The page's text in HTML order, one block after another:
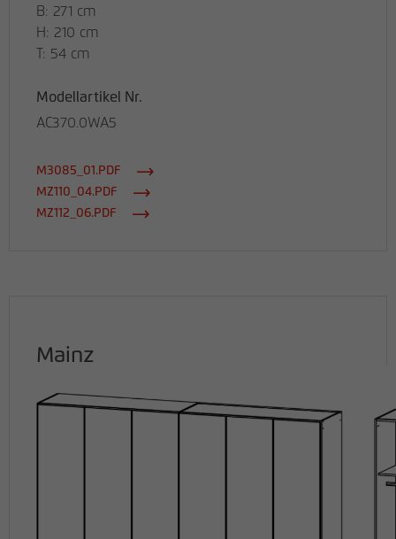
B: 271 cm
H: 210 cm
T: 54 cm
Modellartikel Nr.
AC370.0WA5
M3085_01.PDF
MZ110_04.PDF
MZ112_06.PDF
Mainz